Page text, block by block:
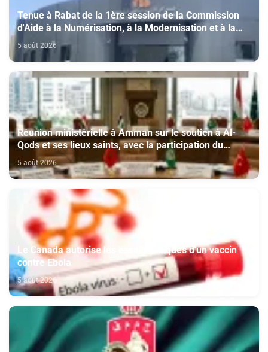
Tenue à Rabat de la 1ère session de la Commission
d'Aide à la Numérisation, à la Modernisation et à la
Création des Salles de Cinéma au titre de l'année
2026
5 août 2026
Réunion ministérielle à Amman sur le soutien à Al-
Qods et ses lieux saints, avec la participation du
Maroc
5 août 2026
Le Canada autorise les essais cliniques d'un vaccin
contre Ebola
5 août 2026